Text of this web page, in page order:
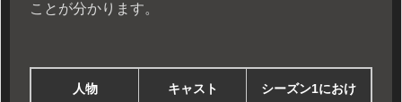
ことが分かります。
人物 キャスト
シーズン1におけ